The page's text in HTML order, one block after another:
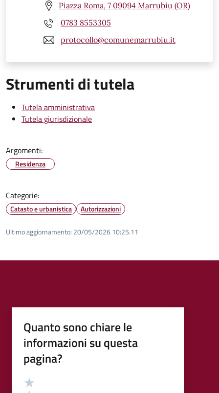
Piazza Roma, 7 09094 Marrubiu (OR)
0783 8553305
protocollo@comunemarrubiu.it
Strumenti di tutela
Tutela amministrativa
Tutela giurisdizionale
Argomenti:
Residenza
Categorie:
Catasto e urbanistica Autorizzazioni
Ultimo aggiornamento: 20/05/2026 10:25.11
Quanto sono chiare le
informazioni su questa
pagina?
Valutazione